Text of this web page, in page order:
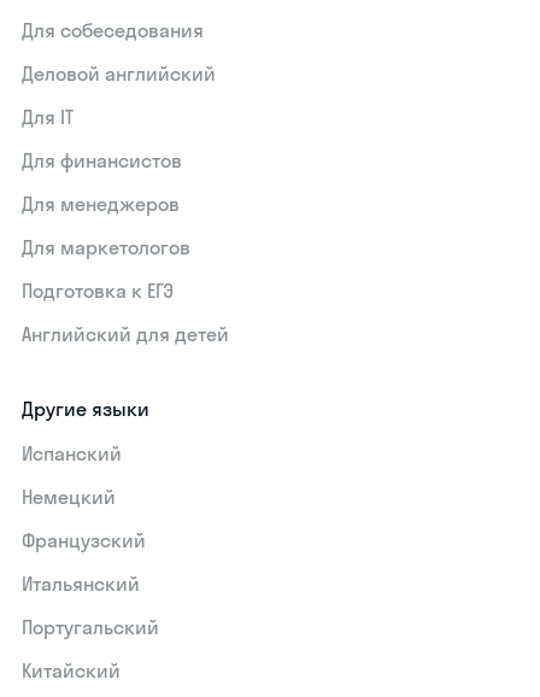
Для собеседования
Деловой английский
Для IT
Для финансистов
Для менеджеров
Для маркетологов
Подготовка к ЕГЭ
Английский для детей
Другие языки
Испанский
Немецкий
Французский
Итальянский
Португальский
Китайский